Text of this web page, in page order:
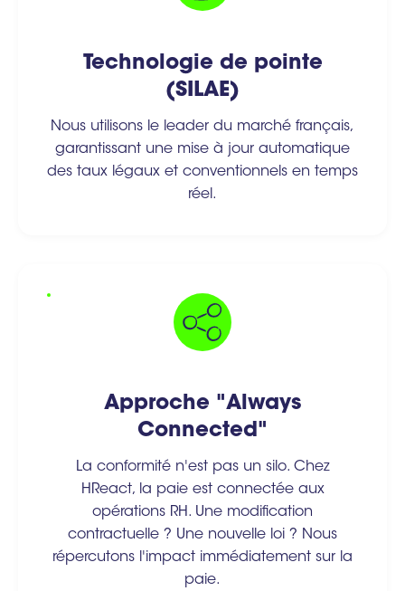
Technologie de pointe
(SILAE)
Nous utilisons le leader du marché français,
garantissant une mise à jour automatique
des taux légaux et conventionnels en temps
réel.
Approche "Always
Connected"
La conformité n'est pas un silo. Chez
HReact, la paie est connectée aux
opérations RH. Une modification
contractuelle ? Une nouvelle loi ? Nous
répercutons l'impact immédiatement sur la
paie.